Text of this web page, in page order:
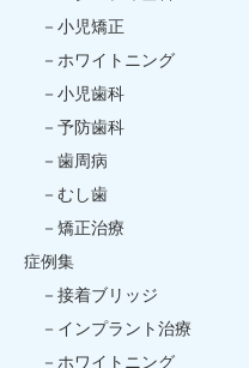
小児矯正
ホワイトニング
小児歯科
予防歯科
歯周病
むし歯
矯正治療
症例集
接着ブリッジ
インプラント治療
ホワイトニング